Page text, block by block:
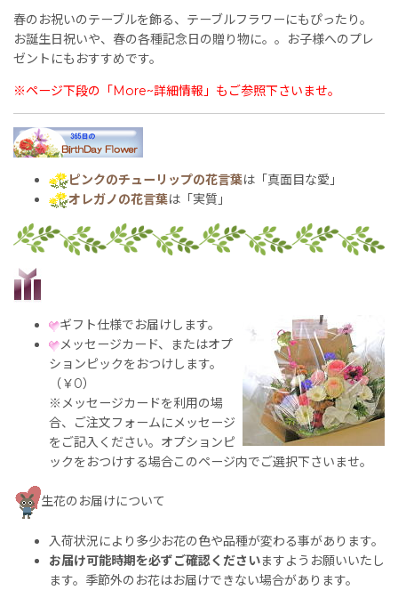
春のお祝いのテーブルを飾る、テーブルフラワーにもぴったり。
お誕生日祝いや、春の各種記念日の贈り物に。。お子様へのプレ
ゼントにもおすすめです。
※ページ下段の「More~詳細情報」もご参照下さいませ。
ピンクのチューリップの花言葉は「真面目な愛」
オレガノの花言葉は「実質」
ギフト仕様でお届けします。
メッセージカード、またはオプ
ションピックをおつけします。
（￥0）
※メッセージカードを利用の場
合、ご注文フォームにメッセージ
をご記入ください。オプションピ
ックをおつけする場合このページ内でご選択下さいませ。
生花のお届けについて
入荷状況により多少お花の色や品種が変わる事があります。
お届け可能時期を必ずご確認くださいますようお願いいたし
ます。季節外のお花はお届けできない場合があります。